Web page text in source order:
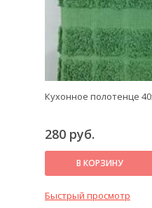
Кухонное полотенце
280 руб.
В КОРЗИНУ
Быстрый просмотр